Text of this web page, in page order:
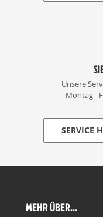
Unsere
Montag -
SERVICE
MEHR ÜBER...